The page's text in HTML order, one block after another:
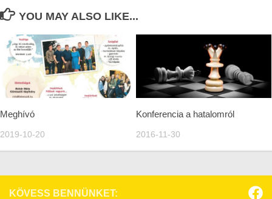
YOU MAY ALSO LIKE...
Meghívó
2019-10-20
Konferencia a hatalomról
2016-11-30
KÖVESS BENNÜNKET: